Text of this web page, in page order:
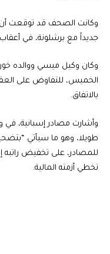
وكانت الصحف قد توقعت أن
جديداً مع برشلونة، في
وكان وكيل ميسي ووالده
الخميس، للتفاوض على
بالاتفاق.
وأشارت مصادر إسبانية،
طويلا، وهو ما سيأتي
للمصادر، على تخفيض راتبه
تخطي أزمته المالية.